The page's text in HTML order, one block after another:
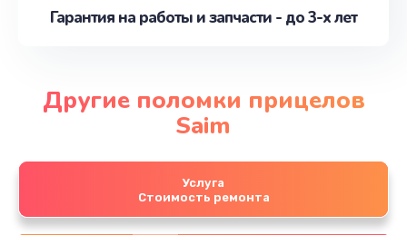
Гарантия на работы и запчасти - до 3-х лет
Другие поломки прицелов
Saim
Услуга
Стоимость ремонта